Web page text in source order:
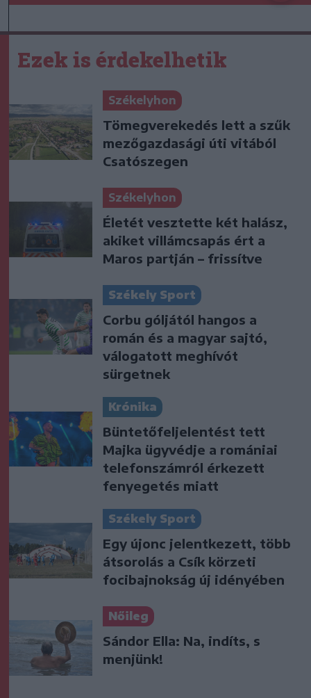
Ezek is érdekelhetik
Székelyhon
Tömegverekedés lett a szűk
mezőgazdasági úti vitából
Csatószegen
Székelyhon
Életét vesztette két halász,
akiket villámcsapás ért a
Maros partján – frissítve
Székely Sport
Corbu góljától hangos a
román és a magyar sajtó,
válogatott meghívót
sürgetnek
Krónika
Büntetőfeljelentést tett
Majka ügyvédje a romániai
telefonszámról érkezett
fenyegetés miatt
Székely Sport
Egy újonc jelentkezett, több
átsorolás a Csík körzeti
focibajnokság új idényében
Nőileg
Sándor Ella: Na, indíts, s
menjünk!